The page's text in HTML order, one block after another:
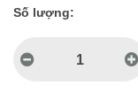
Số lượng: